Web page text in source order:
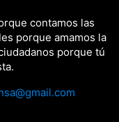
contamos las
porque amamos la
porque tú